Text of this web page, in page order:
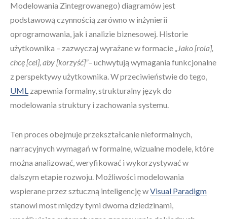
Modelowania Zintegrowanego) diagramów jest
podstawową czynnością zarówno w inżynierii
oprogramowania, jak i analizie biznesowej. Historie
użytkownika – zazwyczaj wyrażane w formacie„Jako [rola],
chcę [cel], aby [korzyść]”– uchwytują wymagania funkcjonalne
z perspektywy użytkownika. W przeciwieństwie do tego,
UML zapewnia formalny, strukturalny język do
modelowania struktury i zachowania systemu.
Ten proces obejmuje przekształcanie nieformalnych,
narracyjnych wymagań w formalne, wizualne modele, które
można analizować, weryfikować i wykorzystywać w
dalszym etapie rozwoju. Możliwości modelowania
wspierane przez sztuczną inteligencję wVisual Paradigm
stanowi most między tymi dwoma dziedzinami,